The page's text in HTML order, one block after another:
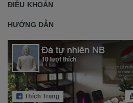
ĐIỀU KHOẢN
HƯỚNG DẪN